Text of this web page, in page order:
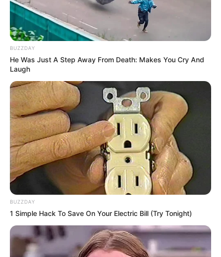
BUZZDAY
He Was Just A Step Away From Death: Makes You Cry And
Laugh
BUZZDAY
1 Simple Hack To Save On Your Electric Bill (Try Tonight)